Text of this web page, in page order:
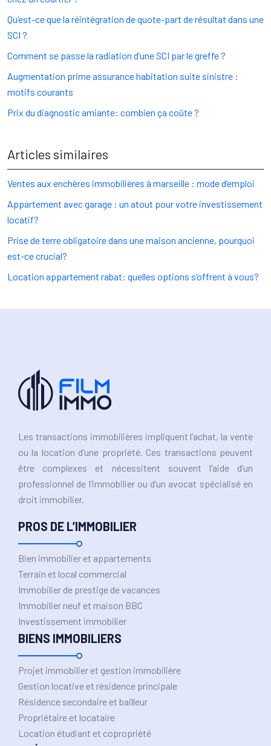
Qu’est-ce que la réintégration de quote-part de résultat dans une
SCI ?
Comment se passe la radiation d’une SCI par le greffe ?
Augmentation prime assurance habitation suite sinistre :
motifs courants
Prix du diagnostic amiante: combien ça coûte ?
Articles similaires
Ventes aux enchères immobilières à marseille : mode d’emploi
Appartement avec garage : un atout pour votre investissement
locatif?
Prise de terre obligatoire dans une maison ancienne, pourquoi
est-ce crucial?
Location appartement rabat: quelles options s’offrent à vous?
Les transactions immobilières impliquent l’achat, la vente
ou la location d’une propriété. Ces transactions peuvent
être complexes et nécessitent souvent l’aide d’un
professionnel de l’immobilier ou d’un avocat spécialisé en
droit immobilier.
PROS DE L’IMMOBILIER
Bien immobilier et appartements
Terrain et local commercial
Immobilier de prestige de vacances
Immobilier neuf et maison BBC
Investissement immobilier
BIENS IMMOBILIERS
Projet immobilier et gestion immobilière
Gestion locative et résidence principale
Résidence secondaire et bailleur
Propriétaire et locataire
Location étudiant et copropriété